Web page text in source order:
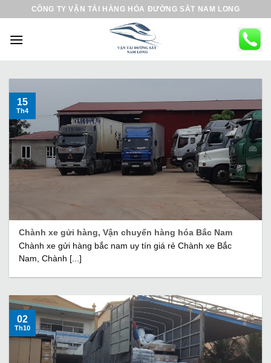
CÔNG TY VẬN TẢI HÀNG HÓA ĐƯỜNG SẮT NAM LONG
Chành xe gửi hàng, Vận chuyển hàng hóa Bắc Nam
Chành xe gửi hàng bắc nam uy tín giá rẻ Chành xe Bắc
Nam, Chành [...]
15
Th4
02
Th10